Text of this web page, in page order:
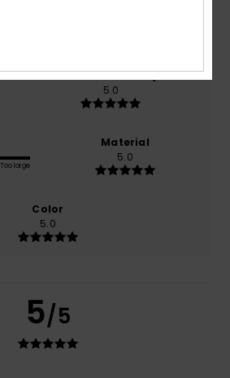
Value for money
5.0
Too large
Material
5.0
Color
5.0
5/5